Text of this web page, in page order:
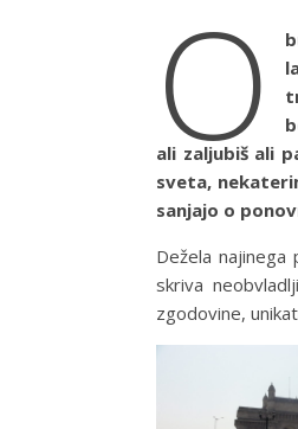
O
ali zaljubiš ali
sveta,
sanjajo o
Dežela
skriva
zgodovine,